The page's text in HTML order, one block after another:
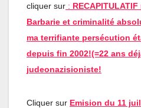
cliquer sur :
Barbarie et criminalité
ma terrifiante persécution
depuis fin 2002!(=22 ans
judeonazisioniste!
Cliquer sur Emision du 11